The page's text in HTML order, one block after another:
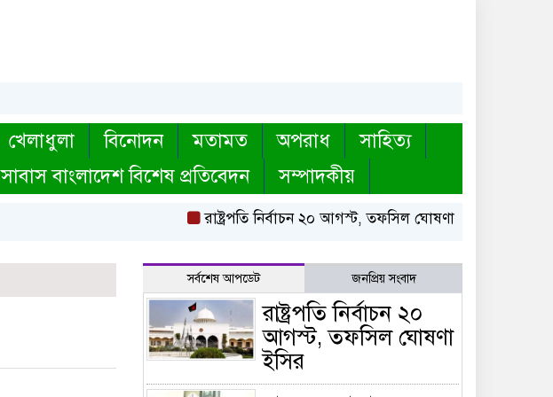
খেলাধুলা বিনোদন মতামত অপরাধ
সাহিত্য
সাবাস বাংলাদেশ বিশেষ প্রতিবেদন সম্পাদকীয়
রাষ্ট্রপতি নির্বাচন ২০ আগস্ট, তফসিল ঘোষণা ইসির
সর্বশেষ আপডেট জনপ্রিয় সংবাদ
রাষ্ট্রপতি নির্বাচন ২০
আগস্ট, তফসিল ঘোষণা
ইসির